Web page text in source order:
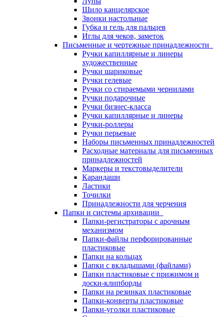
Шило канцелярское
Звонки настольные
Губка и гель для пальцев
Иглы для чеков, заметок
Письменные и чертежные принадлежности
Ручки капиллярные и линеры
художественные
Ручки шариковые
Ручки гелевые
Ручки со стираемыми чернилами
Ручки подарочные
Ручки бизнес-класса
Ручки капиллярные и линеры
Ручки-роллеры
Ручки перьевые
Наборы письменных принадлежностей
Расходные материалы для письменных
принадлежностей
Маркеры и текстовыделители
Карандаши
Ластики
Точилки
Принадлежности для черчения
Папки и системы архивации
Папки-регистраторы с арочным
механизмом
Папки-файлы перфорированные
пластиковые
Папки на кольцах
Папки с вкладышами (файлами)
Папки пластиковые с прижимом и
доски-клипборды
Папки на резинках пластиковые
Папки-конверты пластиковые
Папки-уголки пластиковые